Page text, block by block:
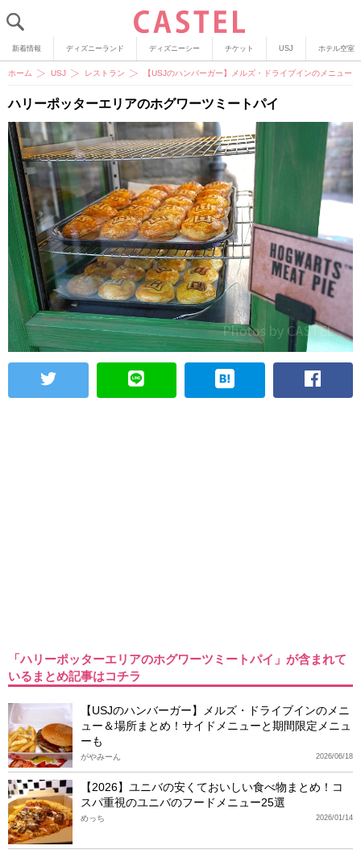
新着情報 ディズニーランド ディズニーシー チケット USJ ホテル空室
ホーム USJ レストラン 【USJのハンバーガー】メルズ・ドライブインのメニュー
ハリーポッターエリアのホグワーツミートパイ
「ハリーポッターエリアのホグワーツミートパイ」が含まれて
いるまとめ記事はコチラ
【USJのハンバーガー】メルズ・ドライブインのメニ
ュー＆場所まとめ！サイドメニューと期間限定メニュ
ーも
2026/06/18
がやみーん
【2026】ユニバの安くておいしい食べ物まとめ！コ
スパ重視のユニバのフードメニュー25選
2026/01/14
めっち